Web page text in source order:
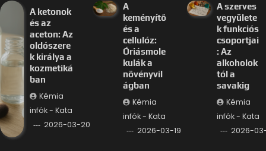
A ketonok
és az
aceton: Az
oldószere
k királya a
kozmetiká
ban
Kémia
infók - Kata
2026-03-20
A
keményítő
és a
cellulóz:
Óriásmole
kulák a
növényvil
ágban
Kémia
infók - Kata
2026-03-19
A szerves
vegyülete
k funkciós
csoportjai
: Az
alkoholok
tól a
savakig
Kémia
infók - Kata
2026-